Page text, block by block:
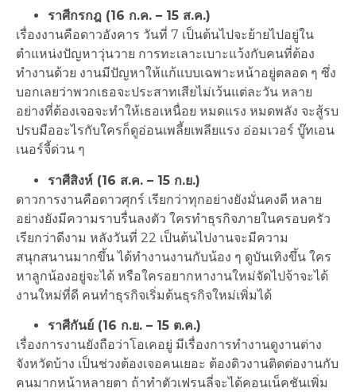
ราศีกรกฎ (16 ก.ค. – 15 ส.ค.)
เรื่องงานคือดาวอังคาร วันที่ 7 เป็นต้นไปจะย้ายไปอยู่ใน
ตำแหน่งปัญหาวุ่นวาย การทะเลาะเบาะแว้งกับคนที่ต้อง
ทำงานด้วย งานมีปัญหาให้แก้แบบเฉพาะหน้าอยู่ตลอด ๆ ซึ่ง
บอกเลยว่าพวกเธอจะประสาทเสียไม่เว้นแต่ละวัน หลาย
อย่างที่ต้องเจอจะทำให้เธอเหนื่อย หมดแรง หมดพลัง จะสู้รบ
ปรบมืออะไรกับใครก็ดูอ่อนเพลี้ยเพลียแรง อ่อมเวอร์ บู๊ทเอน
เนอร์จี้ด่วน ๆ
ราศีสิงห์ (16 ส.ค. – 15 ก.ย.)
ดาวการงานคือดาวศุกร์ เรียกว่าทุกอย่างยังมั่นคงดี หลาย
อย่างยังมีความราบรื่นลงตัว ใครทำธุรกิจภายในครอบครัว
เรียกว่าดีงาม หลังวันที่ 22 เป็นต้นไปงานจะมีความ
สนุกสนานมากขึ้น ได้ทำงานงานกับน้อง ๆ ดูบันเทิงขึ้น ใคร
หาลูกน้องอยู่จะได้ หรือใครอยากหางานใหม่จัดไปจ้าจะได้
งานใหม่ที่ดี คนทำธุรกิจเริ่มต้นธุรกิจใหม่เพิ่มได้
ราศีกันย์ (16 ก.ย. – 15 ต.ค.)
เรื่องการงานยังถือว่าโอเคอยู่ มีเรื่องการทำงานดูงานต่าง
จังหวัดบ้าง เป็นช่วงต้องเจอคนเยอะ ต้องดิวงานติดต่องานกับ
คนมากหน้าหลายตา ถ้าทำตัวเฟรนลี่จะได้คอนเน็คชันเพิ่ม